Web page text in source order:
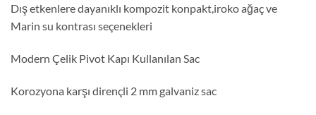
Dış etkenlere dayanıklı kompozit konpakt,iroko ağaç ve
Marin su kontrası seçenekleri
Modern Çelik Pivot Kapı Kullanılan Sac
Korozyona karşı dirençli 2 mm galvaniz sac